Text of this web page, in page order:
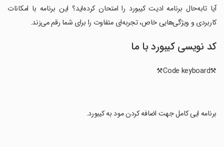
آیا تابه‌حال برنامه ادیت کیبورد را امتحان کرده‌اید؟ این برنامه با امکانات
کاربردی و ویژگی‌هایی خاص، تجربه‌ای متفاوت را برای شما رقم می‌زند.
کد نویسی کیبورد با ما
⚒Code keyboard⚒
‏برنامه ایی کامل جهت اضافه کردن مود به کیبورد.